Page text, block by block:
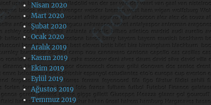
Nisan 2020
Mart 2020
Şubat 2020
Ocak 2020
Aralık 2019
Kasım 2019
Ekim 2019
Eylül 2019
Ağustos 2019
Temmuz 2019